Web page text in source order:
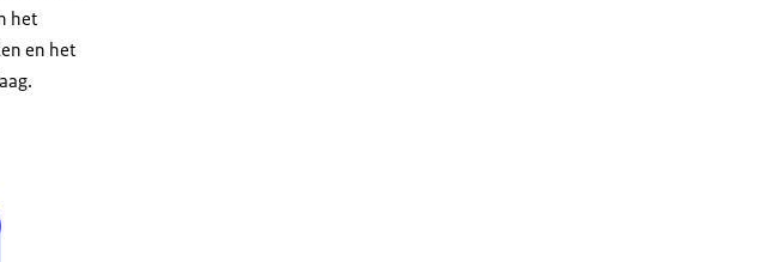
het
en het